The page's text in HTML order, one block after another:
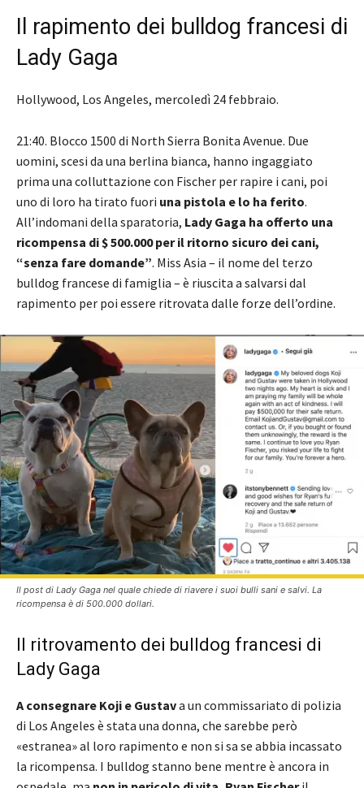
Il rapimento dei bulldog francesi di
Lady Gaga
Hollywood, Los Angeles, mercoledì 24 febbraio.
21:40. Blocco 1500 di North Sierra Bonita Avenue. Due
uomini, scesi da una berlina bianca, hanno ingaggiato
prima una colluttazione con Fischer per rapire i cani, poi
uno di loro ha tirato fuori una pistola e lo ha ferito.
All’indomani della sparatoria, Lady Gaga ha offerto una
ricompensa di $ 500.000 per il ritorno sicuro dei cani,
“senza fare domande”. Miss Asia – il nome del terzo
bulldog francese di famiglia – è riuscita a salvarsi dal
rapimento per poi essere ritrovata dalle forze dell’ordine.
Il post di Lady Gaga nel quale chiede di riavere i suoi bulli sani e salvi. La
ricompensa è di 500.000 dollari.
Il ritrovamento dei bulldog francesi di
Lady Gaga
A consegnare Koji e Gustava un commissariato di polizia
di Los Angeles è stata una donna, che sarebbe però
«estranea» al loro rapimento e non si sa se abbia incassato
la ricompensa. I bulldog stanno bene mentre è ancora in